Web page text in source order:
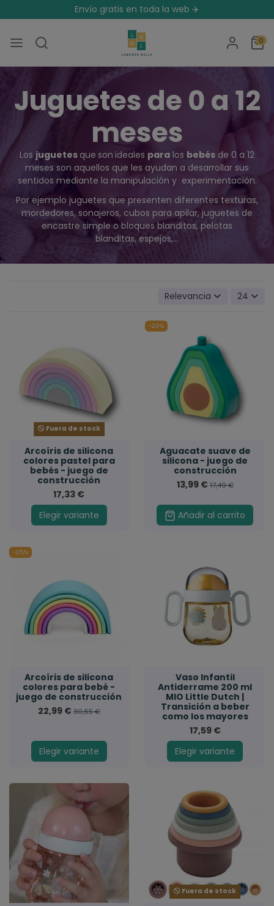
Envío gratis en toda la web ✈️
0
Juguetes de 0 a 12
meses
Los juguetes que son ideales para los bebés de 0 a 12
meses son aquellos que les ayudan a desarrollar sus
sentidos mediante la manipulación y experimentación.
Por ejemplo juguetes que presenten diferentes texturas,
mordedores, sonajeros, cubos para apilar, juguetes de
encastre simple o bloques blanditos, pelotas
blanditas, espejos,...
Relevancia 24
Fuera de stock
Arcoíris de silicona
colores pastel para
bebés - juego de
construcción
17,33 €
Elegir variante
-20%
Aguacate suave de
silicona - juego de
construcción
13,99 €17,49 €
Añadir al carrito
-25%
Arcoíris de silicona
colores para bebé -
juego de construcción
22,99 € 30,65 €
Elegir variante
Vaso Infantil
Antiderrame 200 ml
MIO Little Dutch |
Transición a beber
como los mayores
17,59 €
Elegir variante
Fuera de stock